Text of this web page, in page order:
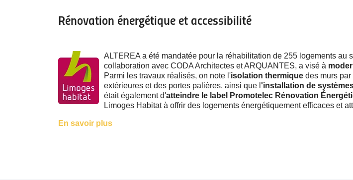
Rénovation énergétique et accessibilité
ALTEREA a été mandatée pour la réhabilitation de 255 logements
collaboration avec CODA Architectes et ARQUANTES, a visé à
Parmi les travaux réalisés, on note l'isolation thermique des murs
extérieures et des portes palières, ainsi que l 'installation de
était également d'atteindre le label Promotelec Rénovation
Limoges Habitat à offrir des logements énergétiquement efficaces et
En savoir plus